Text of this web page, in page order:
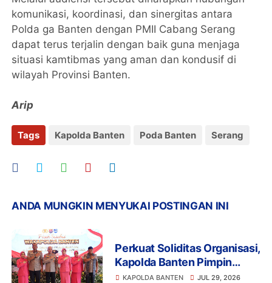
komunikasi, koordinasi, dan sinergitas antara
Polda ga Banten dengan PMII Cabang Serang
dapat terus terjalin dengan baik guna menjaga
situasi kamtibmas yang aman dan kondusif di
wilayah Provinsi Banten.
Arip
Tags Kapolda Banten Poda Banten Serang
ANDA MUNGKIN MENYUKAI POSTINGAN INI
Perkuat Soliditas Organisasi,
Kapolda Banten Pimpin
Pisah Sambut Wakapolda
KAPOLDA BANTEN JUL 29, 2026